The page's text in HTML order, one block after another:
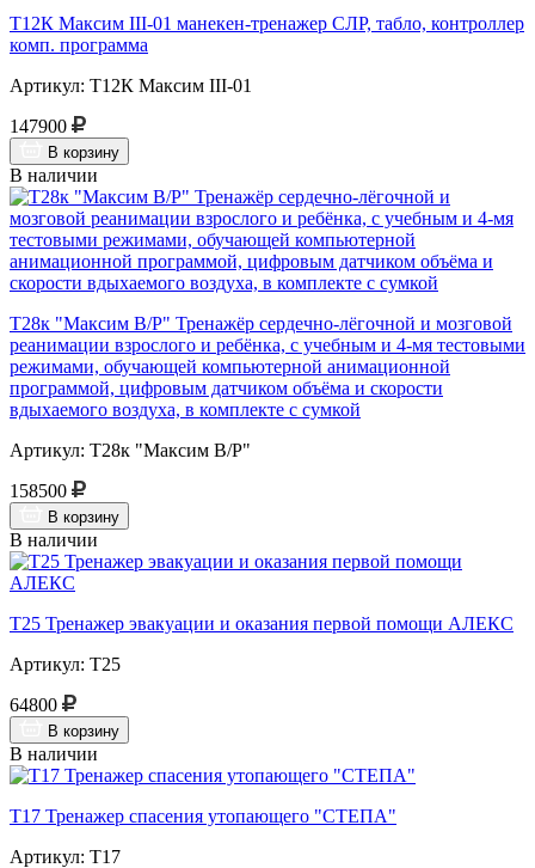
Т12К Максим III-01 манекен-тренажер СЛР, табло, контроллер
комп. программа
Артикул: Т12К Максим III-01
147900
В корзину
В наличии
Т28к "Максим В/Р" Тренажёр сердечно-лёгочной и мозговой
реанимации взрослого и ребёнка, с учебным и 4-мя тестовыми
режимами, обучающей компьютерной анимационной
программой, цифровым датчиком объёма и скорости
вдыхаемого воздуха, в комплекте с сумкой
Артикул: Т28к "Максим В/Р"
158500
В корзину
В наличии
Т25 Тренажер эвакуации и оказания первой помощи АЛЕКС
Артикул: Т25
64800
В корзину
В наличии
Т17 Тренажер спасения утопающего "СТЕПА"
Артикул: Т17